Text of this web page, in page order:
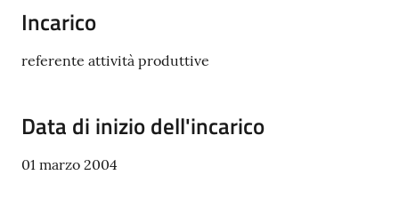
Vivere
Polo
Incarico
referente attività produttive
Data di inizio dell'incarico
01 marzo 2004